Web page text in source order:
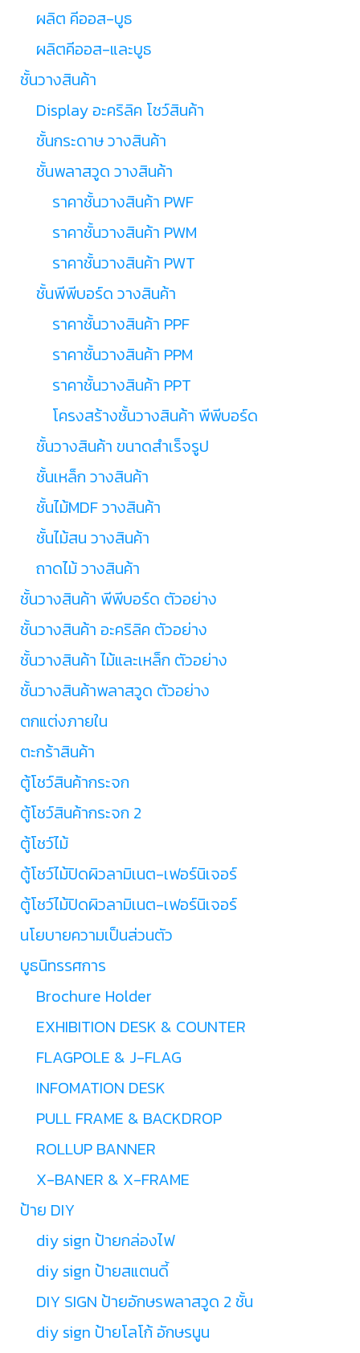
ผลิต คีออส-บูธ
ผลิตคีออส-และบูธ
ชั้นวางสินค้า
Display อะคริลิค โชว์สินค้า
ชั้นกระดาษ วางสินค้า
ชั้นพลาสวูด วางสินค้า
ราคาชั้นวางสินค้า PWF
ราคาชั้นวางสินค้า PWM
ราคาชั้นวางสินค้า PWT
ชั้นพีพีบอร์ด วางสินค้า
ราคาชั้นวางสินค้า PPF
ราคาชั้นวางสินค้า PPM
ราคาชั้นวางสินค้า PPT
โครงสร้างชั้นวางสินค้า พีพีบอร์ด
ชั้นวางสินค้า ขนาดสำเร็จรูป
ชั้นเหล็ก วางสินค้า
ชั้นไม้MDF วางสินค้า
ชั้นไม้สน วางสินค้า
ถาดไม้ วางสินค้า
ชั้นวางสินค้า พีพีบอร์ด ตัวอย่าง
ชั้นวางสินค้า อะคริลิค ตัวอย่าง
ชั้นวางสินค้า ไม้และเหล็ก ตัวอย่าง
ชั้นวางสินค้าพลาสวูด ตัวอย่าง
ตกแต่งภายใน
ตะกร้าสินค้า
ตู้โชว์สินค้ากระจก
ตู้โชว์สินค้ากระจก 2
ตู้โชว์ไม้
ตู้โชว์ไม้ปิดผิวลามิเนต-เฟอร์นิเจอร์
ตู้โชว์ไม้ปิดผิวลามิเนต-เฟอร์นิเจอร์
นโยบายความเป็นส่วนตัว
บูธนิทรรศการ
Brochure Holder
EXHIBITION DESK & COUNTER
FLAGPOLE & J-FLAG
INFOMATION DESK
PULL FRAME & BACKDROP
ROLLUP BANNER
X-BANER & X-FRAME
ป้าย DIY
diy sign ป้ายกล่องไฟ
diy sign ป้ายสแตนดี้
DIY SIGN ป้ายอักษรพลาสวูด 2 ชั้น
diy sign ป้ายโลโก้ อักษรนูน